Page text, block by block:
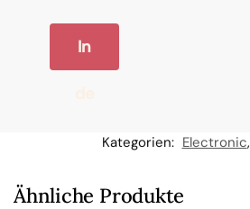
In
W
Kategorien: Electronic,
Ähnliche Produkte